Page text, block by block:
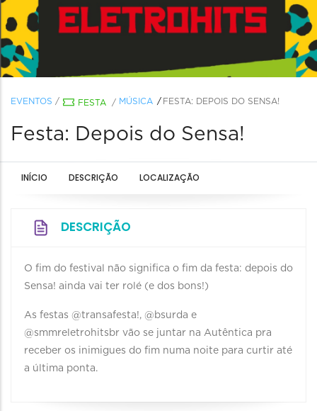
EVENTOS / FESTA / MÚSICA FESTA: DEPOIS DO SENSA!
Festa: Depois do Sensa!
INÍCIO DESCRIÇÃO LOCALIZAÇÃO
DESCRIÇÃO
O fim do festival não significa o fim da festa: depois do
Sensa! ainda vai ter rolé (e dos bons!)
As festas @transafesta!, @bsurda e
@smmreletrohitsbr vão se juntar na Autêntica pra
receber os inimigues do fim numa noite para curtir até
a última ponta.